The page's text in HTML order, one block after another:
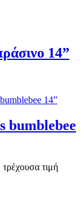
14”
bumblebee
τιμή